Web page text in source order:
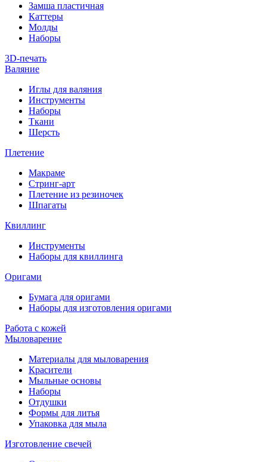
Замша пластичная
Каттеры
Молды
Наборы
3D-печать
Валяние
Иглы для валяния
Инструменты
Наборы
Ткани
Шерсть
Плетение
Макраме
Стринг-арт
Плетение из резиночек
Шпагаты
Квиллинг
Инструменты
Наборы для квиллинга
Оригами
Бумага для оригами
Наборы для изготовления оригами
Работа с кожей
Мыловарение
Материалы для мыловарения
Красители
Мыльные основы
Наборы
Отдушки
Формы для литья
Упаковка для мыла
Изготовление свечей